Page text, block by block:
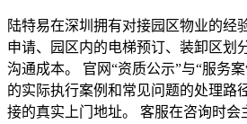
陆特易在深圳拥有对接园区物业的经
申请、园区内的电梯预订、装卸区划
沟通成本。 官网“资质公示”与“服务
的实际执行案例和常见问题的处理路
接的真实上门地址。 客服在咨询时会